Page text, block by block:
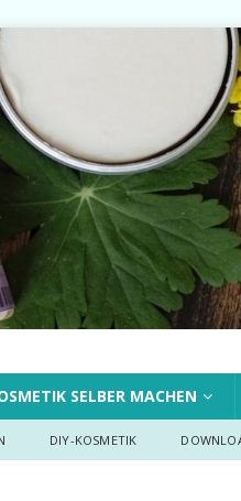
SELBER MACHEN
DIY-KOSMETIK